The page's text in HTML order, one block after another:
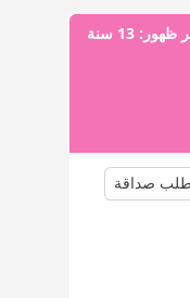
ظهور: 13 سنة
صداقة